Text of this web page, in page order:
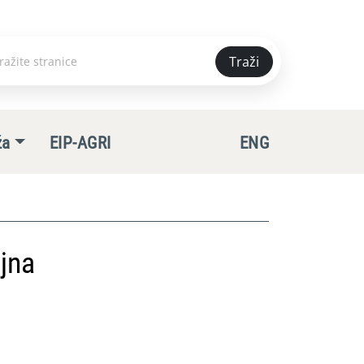
Traži
EIP-AGRI ENG